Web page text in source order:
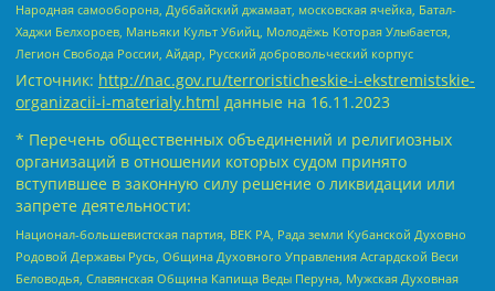
Народная самооборона, Дуббайский джамаат, московская ячейка, Батал-
Хаджи Белхороев, Маньяки Культ Убийц, Молодёжь Которая Улыбается,
Легион Свобода России, Айдар, Русский добровольческий корпус
Источник: http://nac.gov.ru/terroristicheskie-i-ekstremistskie-
organizacii-i-materialy.html данные на 16.11.2023
* Перечень общественных объединений и религиозных
организаций в отношении которых судом принято
вступившее в законную силу решение о ликвидации или
запрете деятельности:
Национал-большевистская партия, ВЕК РА, Рада земли Кубанской Духовно
Родовой Державы Русь, Община Духовного Управления Асгардской Веси
Беловодья, Славянская Община Капища Веды Перуна, Мужская Духовная